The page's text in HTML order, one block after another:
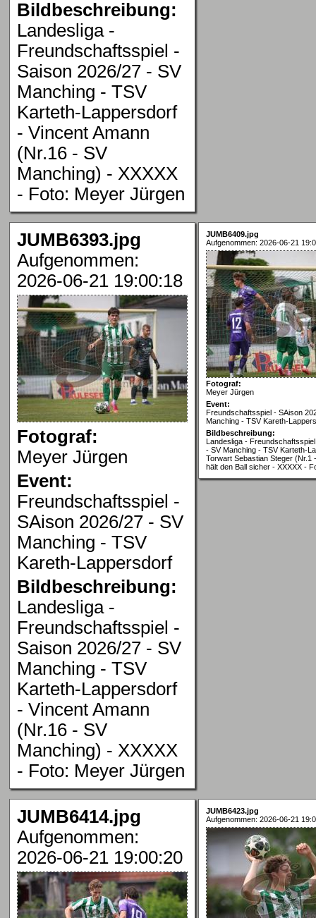
Bildbeschreibung:
Landesliga -
Freundschaftsspiel -
Saison 2026/27 - SV
Manching - TSV
Karteth-Lappersdorf
- Vincent Amann
(Nr.16 - SV
Manching) - XXXXX
- Foto: Meyer Jürgen
JUMB6393.jpg
Aufgenommen:
2026-06-21 19:00:18
Fotograf:
Meyer Jürgen
Event:
Freundschaftsspiel -
SAison 2026/27 - SV
Manching - TSV
Kareth-Lappersdorf
Bildbeschreibung:
Landesliga -
Freundschaftsspiel -
Saison 2026/27 - SV
Manching - TSV
Karteth-Lappersdorf
- Vincent Amann
(Nr.16 - SV
Manching) - XXXXX
- Foto: Meyer Jürgen
JUMB6409.jpg
Aufgenommen: 2026-06-21
Fotograf:
Meyer Jürgen
Event:
Freundschaftsspiel - SAison
Manching - TSV Kareth-
Bildbeschreibung:
Landesliga -
- SV Manching - TSV Karteth-
Torwart Sebastian Steger (Nr.1
hält den Ball sicher - XXXXX -
JUMB6414.jpg
Aufgenommen:
2026-06-21 19:00:20
JUMB6423.jpg
Aufgenommen: 2026-06-21